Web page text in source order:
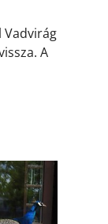
Vadvirág
A